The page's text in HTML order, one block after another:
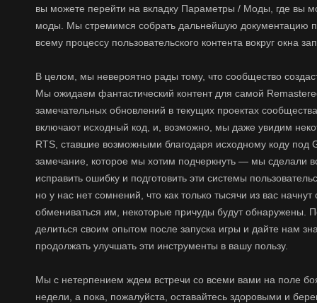
вы можете перейти на вкладку Параметры / Моды, где вы
моды. Мы стремимся собрать дальнейшую документацию по
всему процессу пользовательского контента вокруг окна
В целом, мы невероятно рады тому, что сообщество
Мы ожидаем фантастический контент для самой
замечательных обновлений в текущих проектах
включают исходный код, и, возможно, мы даже увидим
RTS, ставшие возможными благодаря исходному коду под
замечание, которое мы хотим подчеркнуть — мы сделали
исправить ошибку и подготовить эти системы
но у нас нет сомнений, что как только тысячи из вас начнут
обмениваться им, некоторые причуды будут обнаружены.
делиться своим опытом после запуска игры и дайте нам
продолжать улучшать эти инструменты в вашу пользу.
Мы с нетерпением ждем встречи со всеми вами на поле
недели, а пока, пожалуйста, оставайтесь здоровыми и